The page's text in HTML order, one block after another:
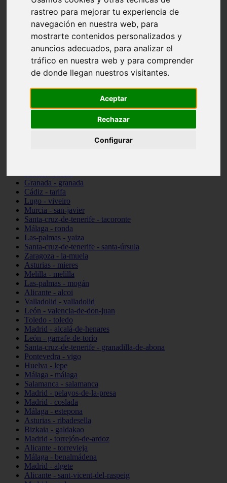
rastreo para mejorar tu experiencia de
navegación en nuestra web, para
mostrarte contenidos personalizados y
anuncios adecuados, para analizar el
tráfico en nuestra web y para comprender
de donde llegan nuestros visitantes.
Aceptar
Rechazar
Configurar
Madrid - pozuelo-de-alarcón
Teruel - sarrión
Cádiz - algodonales
Illes-balears - inca
Madrid - madrid
Málaga - torremolinos
Asturias - oviedo
Cádiz - el-puerto-de-santa-maría
Toledo - illescas
Málaga - marbella
Barcelona - barcelona
Granada - granada
Cádiz - tarifa
Lugo - viveiro
Murcia - san-javier
Santa-cruz-de-tenerife - tacoronte
Málaga - ronda
Las-palmas - yaiza
Santa-cruz-de-tenerife - santa-úrsula
Zaragoza - la-muela
Asturias - mieres
Melilla - melilla
Las-palmas - mogán
Alicante - alcoi
Valladolid - valladolid
León - valencia-de-don-juan
Toledo - toledo
Madrid - alcalá-de-henares
León - garrafe-de-torío
Santa-cruz-de-tenerife - granadilla-de-abona
Pontevedra - vigo
Huelva - lepe
Málaga - málaga
Salamanca - salamanca
Madrid - pelayos-de-la-presa
Madrid - coslada
Málaga - estepona
Asturias - ribadesella
Bizkaia - galdakao
Madrid - torrejón-de-ardoz
Alicante - torrevieja
Málaga - benalmádena
Madrid - algete
Alicante - sant-vicent-del-raspeig